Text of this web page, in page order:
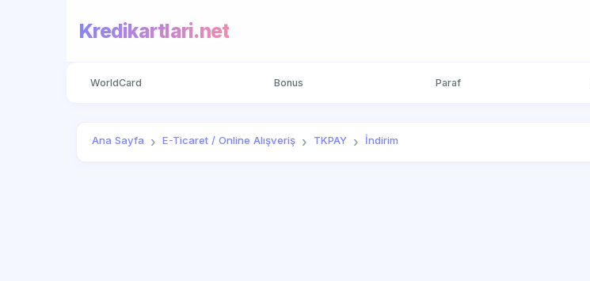
Kredikartlari.net
WorldCard Bonus Paraf
Ana Sayfa E-Ticaret / Online Alışveriş TKPAY İndirim